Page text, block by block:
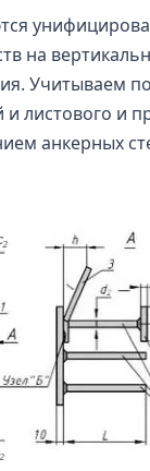
на
Учитываем
и листового и
анкерных